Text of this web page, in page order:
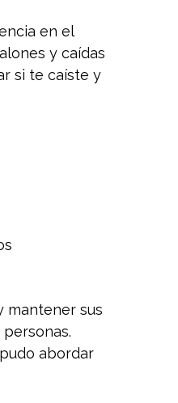
en el
y caídas
si te caíste y
mantener sus
abordar